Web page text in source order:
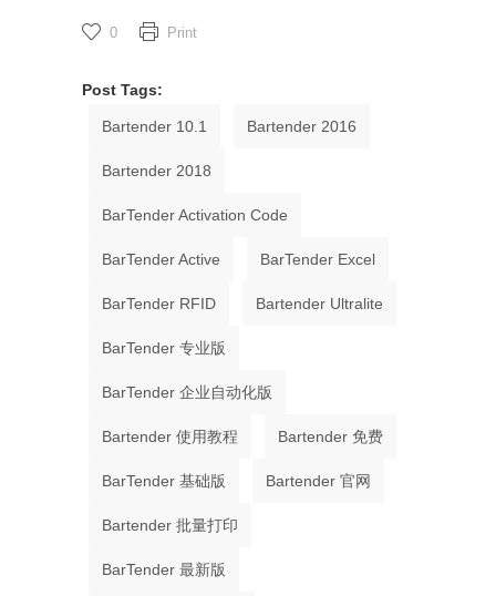
0 Print
Post Tags:
Bartender 10.1 Bartender 2016
Bartender 2018
BarTender Activation Code
BarTender Active BarTender Excel
BarTender RFID Bartender Ultralite
BarTender 专业版
BarTender 企业自动化版
Bartender 使用教程 Bartender 免费
BarTender 基础版 Bartender 官网
Bartender 批量打印
BarTender 最新版